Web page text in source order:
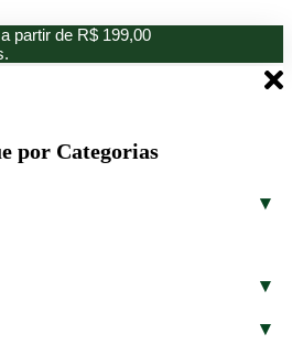
partir de R$ 199,00
por Categorias
▾
▾
▾